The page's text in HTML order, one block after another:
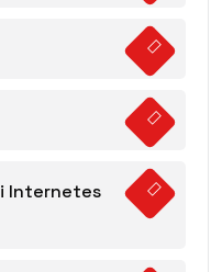
Internetes